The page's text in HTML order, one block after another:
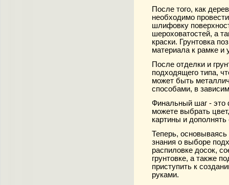
После того, как
необходимо
шлифовку
шероховатостей, а
краски. Грунтовка
материала к рамке и
После отделки и
подходящего типа,
может быть
способами, в
Финальный шаг - это
можете выбрать
картины и
Теперь,
знания о выборе
распиловке досок,
грунтовке, а также
приступить к
руками.